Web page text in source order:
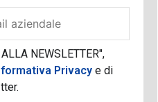
NEWSLETTER",
Privacy e di